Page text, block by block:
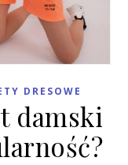
DRESOWE
damski